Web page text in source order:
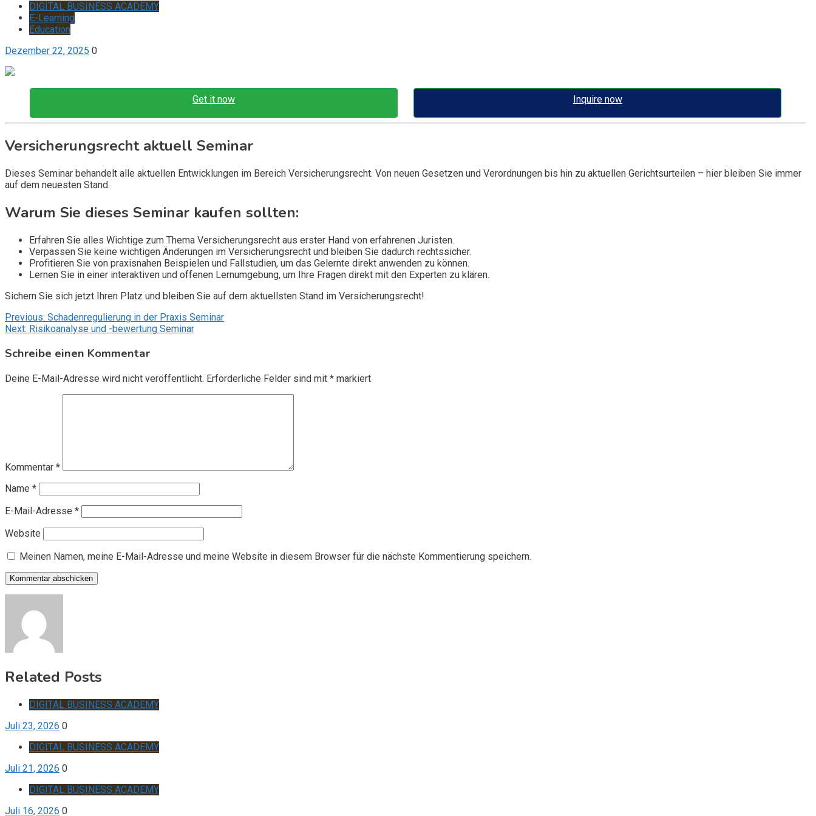
DIGITAL BUSINESS ACADEMY
E-Learning
Education
Dezember 22, 2025 0
Get it now Inquire now
Versicherungsrecht aktuell Seminar
Dieses Seminar behandelt alle aktuellen Entwicklungen im Bereich Versicherungsrecht. Von neuen Gesetzen und Verordnungen bis hin zu aktuellen Gerichtsurteilen – hier bleiben Sie immer
auf dem neuesten Stand.
Warum Sie dieses Seminar kaufen sollten:
Erfahren Sie alles Wichtige zum Thema Versicherungsrecht aus erster Hand von erfahrenen Juristen.
Verpassen Sie keine wichtigen Änderungen im Versicherungsrecht und bleiben Sie dadurch rechtssicher.
Profitieren Sie von praxisnahen Beispielen und Fallstudien, um das Gelernte direkt anwenden zu können.
Lernen Sie in einer interaktiven und offenen Lernumgebung, um Ihre Fragen direkt mit den Experten zu klären.
Sichern Sie sich jetzt Ihren Platz und bleiben Sie auf dem aktuellsten Stand im Versicherungsrecht!
Beitragsnavigation
Previous: Schadenregulierung in der Praxis Seminar
Next: Risikoanalyse und -bewertung Seminar
Schreibe einen Kommentar
Deine E-Mail-Adresse wird nicht veröffentlicht. Erforderliche Felder sind mit * markiert
Kommentar *
Name *
E-Mail-Adresse *
Website
Meinen Namen, meine E-Mail-Adresse und meine Website in diesem Browser für die nächste Kommentierung speichern.
Related Posts
DIGITAL BUSINESS ACADEMY
Juli 23, 2026 0
DIGITAL BUSINESS ACADEMY
Juli 21, 2026 0
DIGITAL BUSINESS ACADEMY
Juli 16, 2026 0